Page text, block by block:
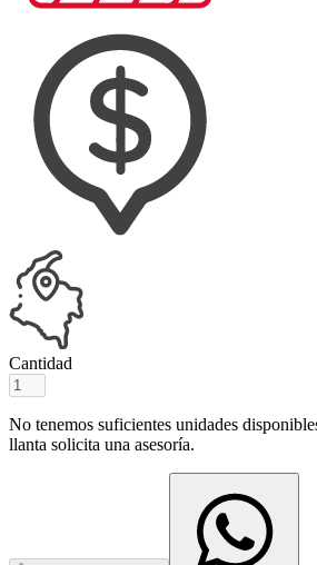
Cantidad
No tenemos suficientes unidades
llanta solicita una asesoría.